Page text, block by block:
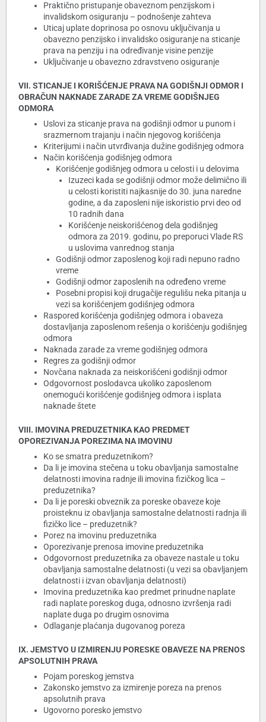
Praktično pristupanje obaveznom penzijskom i
invalidskom osiguranju – podnošenje zahteva
Uticaj uplate doprinosa po osnovu uključivanja u
obavezno penzijsko i invalidsko osiguranje na sticanje
prava na penziju i na određivanje visine penzije
Uključivanje u obavezno zdravstveno osiguranje
VII. STICANJE I KORIŠĆENJE PRAVA NA GODIŠNJI ODMOR I
OBRAČUN NAKNADE ZARADE ZA VREME GODIŠNJEG
ODMORA
Uslovi za sticanje prava na godišnji odmor u punom i
srazmernom trajanju i način njegovog korišćenja
Kriterijumi i način utvrđivanja dužine godišnjeg odmora
Način korišćenja godišnjeg odmora
Korišćenje godišnjeg odmora u celosti i u delovima
Izuzeci kada se godišnji odmor može delimično ili
u celosti koristiti najkasnije do 30. juna naredne
godine, a da zaposleni nije iskoristio prvi deo od
10 radnih dana
Korišćenje neiskorišćenog dela godišnjeg
odmora za 2019. godinu, po preporuci Vlade RS
u uslovima vanrednog stanja
Godišnji odmor zaposlenog koji radi nepuno radno
vreme
Godišnji odmor zaposlenih na određeno vreme
Posebni propisi koji drugačije regulišu neka pitanja u
vezi sa korišćenjem godišnjeg odmora
Raspored korišćenja godišnjeg odmora i obaveza
dostavljanja zaposlenom rešenja o korišćenju godišnjeg
odmora
Naknada zarade za vreme godišnjeg odmora
Regres za godišnji odmor
Novčana naknada za neiskorišćeni godišnji odmor
Odgovornost poslodavca ukoliko zaposlenom
onemogući korišćenje godišnjeg odmora i isplata
naknade štete
VIII. IMOVINA PREDUZETNIKA KAO PREDMET
OPOREZIVANJA POREZIMA NA IMOVINU
Ko se smatra preduzetnikom?
Da li je imovina stečena u toku obavljanja samostalne
delatnosti imovina radnje ili imovina fizičkog lica –
preduzetnika?
Da li je poreski obveznik za poreske obaveze koje
proisteknu iz obavljanja samostalne delatnosti radnja ili
fizičko lice – preduzetnik?
Porez na imovinu preduzetnika
Oporezivanje prenosa imovine preduzetnika
Odgovornost preduzetnika za obaveze nastale u toku
obavljanja samostalne delatnosti (u vezi sa obavljanjem
delatnosti i izvan obavljanja delatnosti)
Imovina preduzetnika kao predmet prinudne naplate
radi naplate poreskog duga, odnosno izvršenja radi
naplate duga po drugim osnovima
Odlaganje plaćanja dugovanog poreza
IX. JEMSTVO U IZMIRENJU PORESKE OBAVEZE NA PRENOS
APSOLUTNIH PRAVA
Pojam poreskog jemstva
Zakonsko jemstvo za izmirenje poreza na prenos
apsolutnih prava
Ugovorno poresko jemstvo